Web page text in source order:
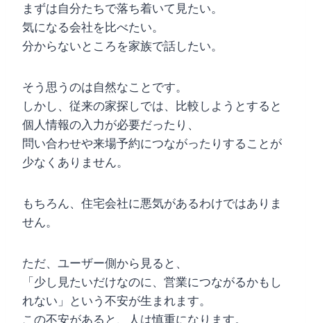
まずは自分たちで落ち着いて見たい。
気になる会社を比べたい。
分からないところを家族で話したい。
そう思うのは自然なことです。
しかし、従来の家探しでは、比較しようとすると
個人情報の入力が必要だったり、
問い合わせや来場予約につながったりすることが
少なくありません。
もちろん、住宅会社に悪気があるわけではありま
せん。
ただ、ユーザー側から見ると、
「少し見たいだけなのに、営業につながるかもし
れない」という不安が生まれます。
この不安があると、人は慎重になります。